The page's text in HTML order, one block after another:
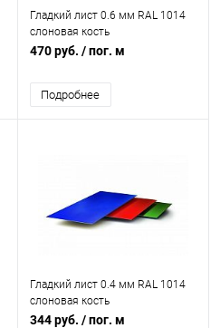
Гладкий лист 0.6 мм RAL 1014
слоновая кость
470 руб. / пог. м
Подробнее
Гладкий лист 0.4 мм RAL 1014
слоновая кость
344 руб. / пог. м